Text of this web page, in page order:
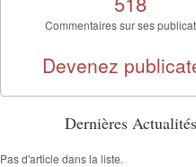
Commentaires sur ses
Devenez
Dernières Actualités
Pas d'article dans la liste.